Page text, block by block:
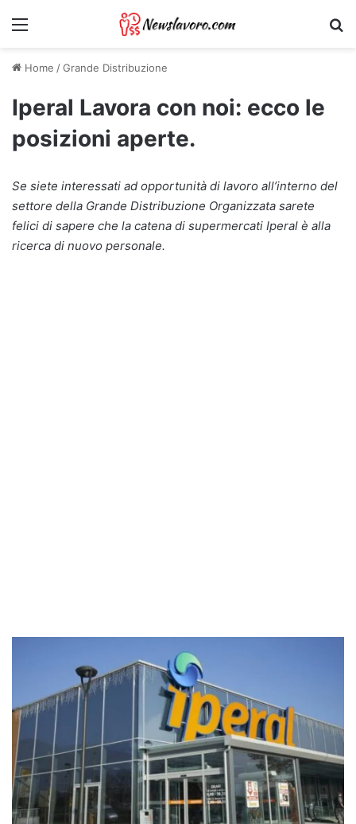
Menu
Home /Grande Distribuzione
Iperal Lavora con noi: ecco le
posizioni aperte.
Se siete interessati ad opportunità di lavoro all’interno del
settore della Grande Distribuzione Organizzata sarete
felici di sapere che la catena di supermercati Iperal è alla
ricerca di nuovo personale.